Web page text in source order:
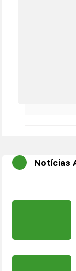
Notícias